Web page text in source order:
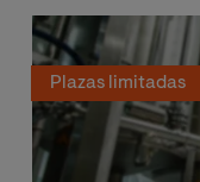
Plazas limitadas